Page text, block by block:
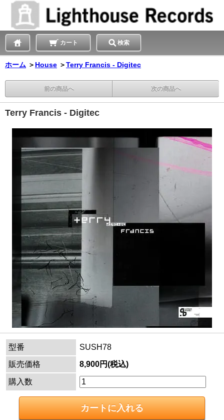
カート 検索
ホーム ＞ House ＞Terry Francis - Digitec
前の商品へ 次の商品へ
Terry Francis - Digitec
型番
SUSH78
販売価格
8,900円(税込)
購入数